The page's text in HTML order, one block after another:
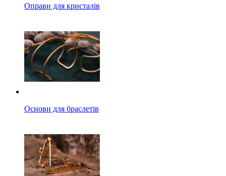
Оправи для кристалів
Основи для браслетів